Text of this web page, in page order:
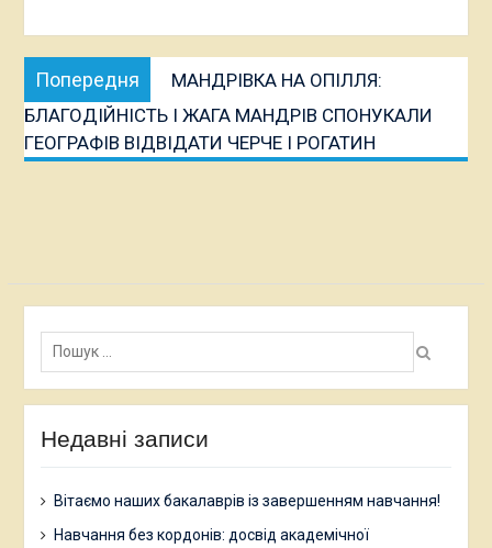
Навігація
записів
Попередня
публікація:
МАНДРІВКА НА ОПІЛЛЯ:
БЛАГОДІЙНІСТЬ І ЖАГА МАНДРІВ СПОНУКАЛИ
ГЕОГРАФІВ ВІДВІДАТИ ЧЕРЧЕ І РОГАТИН
Пошук:
Недавні записи
Вітаємо наших бакалаврів із завершенням навчання!
Навчання без кордонів: досвід академічної